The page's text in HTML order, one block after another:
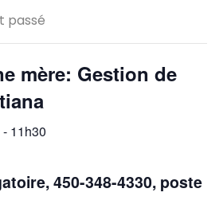
passé
mère: Gestion de
- 11h30
450-348-4330, poste